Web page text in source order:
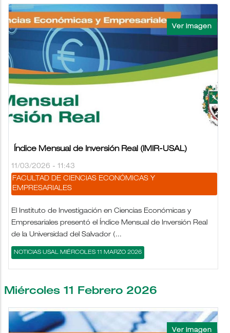
Índice Mensual de Inversión Real (IMIR-USAL)
11/03/2026 - 11:43
FACULTAD DE CIENCIAS ECONÓMICAS Y
EMPRESARIALES
El Instituto de Investigación en Ciencias Económicas y
Empresariales presentó el Índice Mensual de Inversión Real
de la Universidad del Salvador (...
NOTICIAS USAL MIÉRCOLES 11 MARZO 2026
Miércoles 11 Febrero 2026